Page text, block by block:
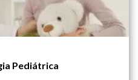
Pediátrica